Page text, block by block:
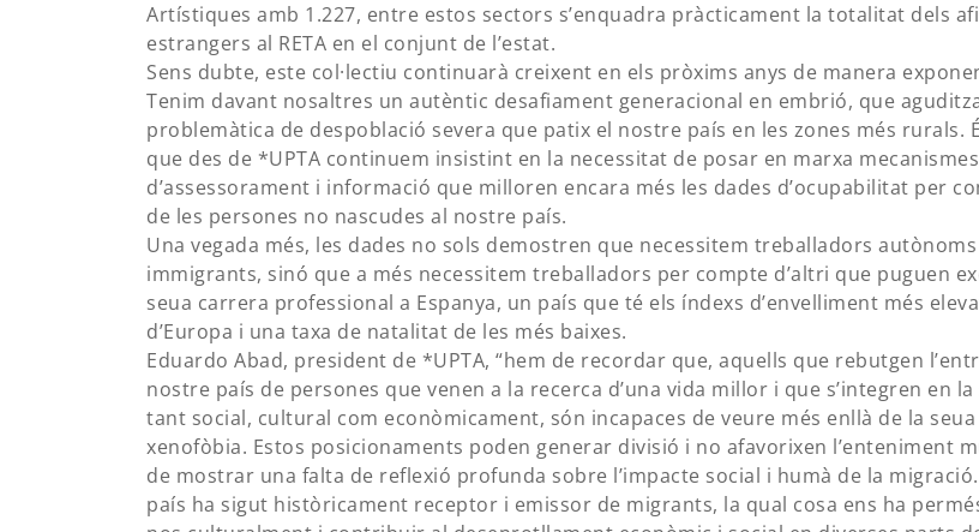
Artístiques amb 1.227, entre estos sectors s’enquadra pràcticament la totalitat dels
estrangers al RETA en el conjunt de l’estat.
Sens dubte, este col·lectiu continuarà creixent en els pròxims anys de manera
Tenim davant nosaltres un autèntic desafiament generacional en embrió, que
problemàtica de despoblació severa que patix el nostre país en les zones més rurals.
que des de *UPTA continuem insistint en la necessitat de posar en marxa mecanismes
d’assessorament i informació que milloren encara més les dades d’ocupabilitat per
de les persones no nascudes al nostre país.
Una vegada més, les dades no sols demostren que necessitem treballadors autònoms
immigrants, sinó que a més necessitem treballadors per compte d’altri que puguen
seua carrera professional a Espanya, un país que té els índexs d’envelliment més
d’Europa i una taxa de natalitat de les més baixes.
Eduardo Abad, president de *UPTA, “hem de recordar que, aquells que rebutgen
nostre país de persones que venen a la recerca d’una vida millor i que s’integren en
tant social, cultural com econòmicament, són incapaces de veure més enllà de la
xenofòbia. Estos posicionaments poden generar divisió i no afavorixen l’enteniment
de mostrar una falta de reflexió profunda sobre l’impacte social i humà de la
país ha sigut històricament receptor i emissor de migrants, la qual cosa ens ha